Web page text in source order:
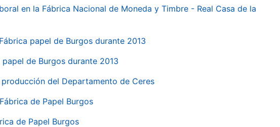
en la Fábrica Nacional de Moneda y Timbre - Real Casa de la
papel de Burgos durante 2013
de Burgos durante 2013
del Departamento de Ceres
de Papel Burgos
de Papel Burgos